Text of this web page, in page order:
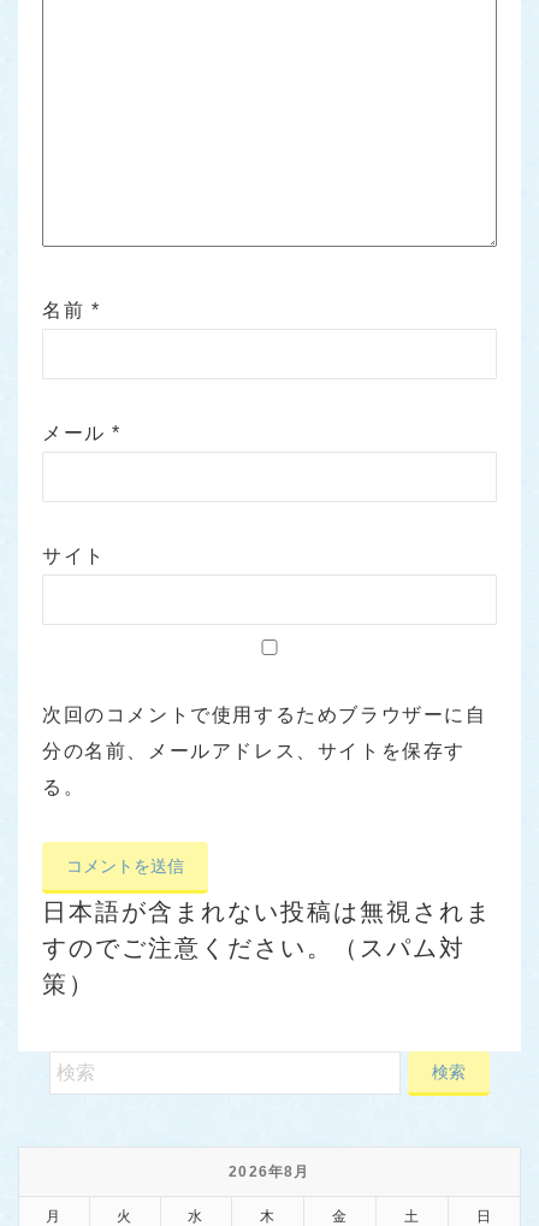
名前 *
メール*
サイト
次回のコメントで使用するためブラウザーに自
分の名前、メールアドレス、サイトを保存す
る。
日本語が含まれない投稿は無視されま
すのでご注意ください。（スパム対
策）
2026年8月
月 火 水 木 金 土 日